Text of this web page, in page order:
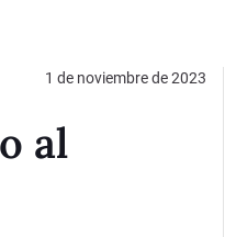
1 de noviembre de 2023
al